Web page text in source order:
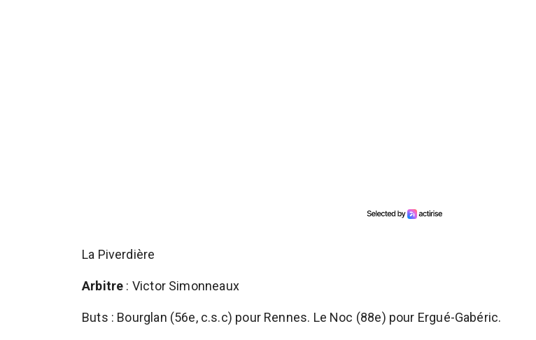
La Piverdière
Arbitre : Victor Simonneaux
Buts : Bourglan (56e, c.s.c) pour Rennes. Le Noc (88e) pour Ergué-Gabéric.